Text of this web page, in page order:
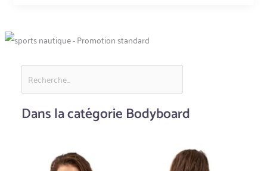
Dans la catégorie Bodyboard